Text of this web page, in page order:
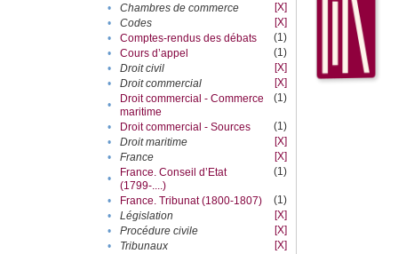
•
Chambres de commerce
[X]
•
Codes
[X]
•
Comptes-rendus des débats
(1)
•
Cours d’appel
(1)
•
Droit civil
[X]
•
Droit commercial
[X]
•
Droit commercial - Commerce
maritime
(1)
• Droit commercial - Sources
(1)
•
Droit maritime
[X]
•
France
[X]
•
France. Conseil d’Etat
(1799-....)
(1)
• France. Tribunat (1800-1807)
(1)
•
Législation
[X]
•
Procédure civile
[X]
•
Tribunaux
[X]